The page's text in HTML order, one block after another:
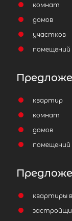
комнат
домов
участков
помещений
квартир
комнат
домов
помещений
квартиры